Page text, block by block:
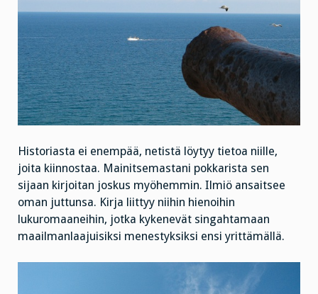
Historiasta ei enempää, netistä löytyy tietoa niille,
joita kiinnostaa. Mainitsemastani pokkarista sen
sijaan kirjoitan joskus myöhemmin. Ilmiö ansaitsee
oman juttunsa. Kirja liittyy niihin hienoihin
lukuromaaneihin, jotka kykenevät singahtamaan
maailmanlaajuisiksi menestyksiksi ensi yrittämällä.